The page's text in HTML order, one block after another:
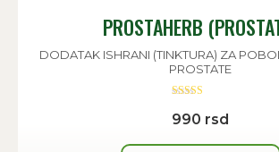
PROSTAHERB
DODATAK ISHRANI (TINKTURA) ZA
PROSTATE
5.00
od 5
990 rsd